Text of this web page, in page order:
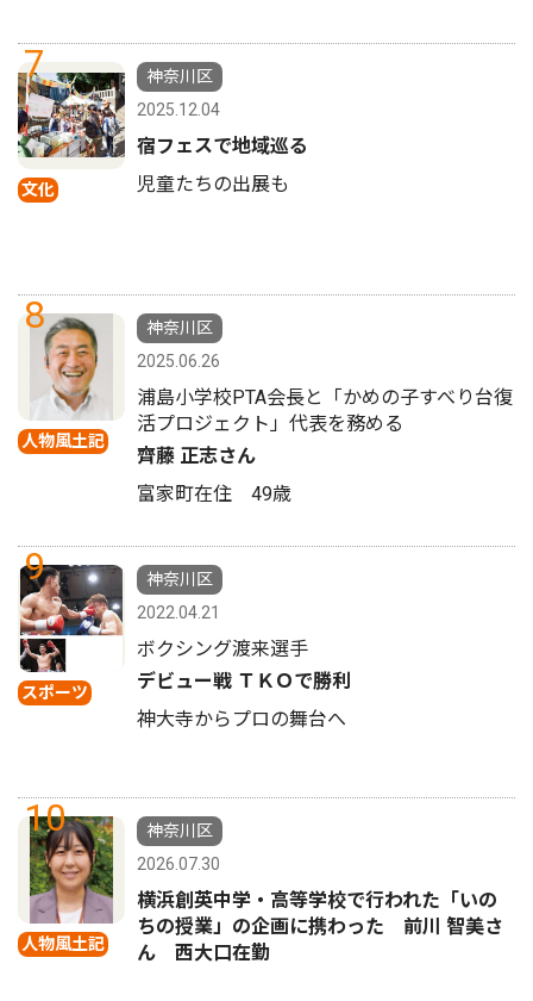
7
文化
神奈川区
2025.12.04
宿フェスで地域巡る
児童たちの出展も
8
人物風土記
神奈川区
2025.06.26
浦島小学校PTA会長と「かめの子すべり台復
活プロジェクト」代表を務める
齊藤 正志さん
富家町在住 49歳
9
スポーツ
神奈川区
2022.04.21
ボクシング渡来選手
デビュー戦 ＴＫＯで勝利
神大寺からプロの舞台へ
10
人物風土記
神奈川区
2026.07.30
横浜創英中学・高等学校で行われた「いの
ちの授業」の企画に携わった 前川 智美さ
ん 西大口在勤